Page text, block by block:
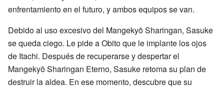
enfrentamiento en el futuro, y ambos equipos se van.
Debido al uso excesivo del Mangekyō Sharingan, Sasuke
se queda ciego. Le pide a Obito que le implante los ojos
de Itachi. Después de recuperarse y despertar el
Mangekyō Sharingan Eterno, Sasuke retoma su plan de
destruir la aldea. En ese momento, descubre que su